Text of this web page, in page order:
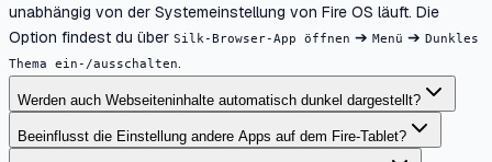
unabhängig von der Systemeinstellung von Fire OS läuft. Die
Option findest du über Silk-Browser-App öffnen ➔ Menü ➔ Dunkles
Thema ein-/ausschalten.
Werden auch Webseiteninhalte automatisch dunkel dargestellt?
Beeinflusst die Einstellung andere Apps auf dem Fire-Tablet?